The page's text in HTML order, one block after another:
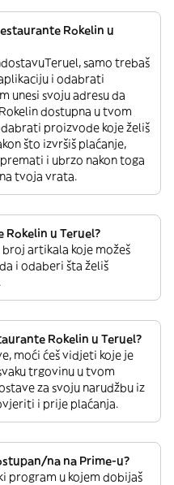
Rokelin u
samo trebaš
i odabrati
unesi svoju adresu da
dostupna u tvom
proizvode koje želiš
što izvršiš plaćanje,
i ubrzo nakon toga
tvoja vrata.
u Teruel?
artikala koje možeš
i odaberi šta želiš
Rokelin u Teruel?
moći ćeš vidjeti koje je
trgovinu u tvom
za svoju narudžbu iz
i prije plaćanja.
na na Prime-u?
program u kojem dobijaš